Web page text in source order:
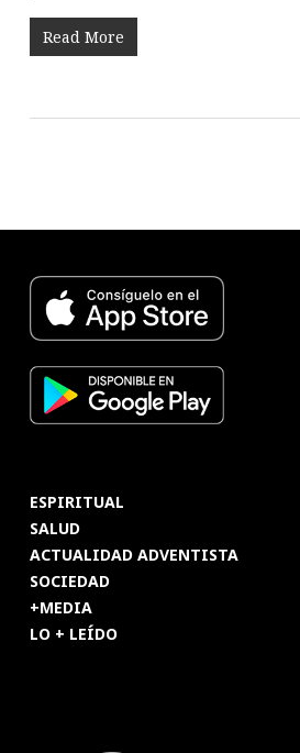
Read More
ESPIRITUAL
SALUD
ACTUALIDAD ADVENTISTA
SOCIEDAD
+MEDIA
LO + LEÍDO